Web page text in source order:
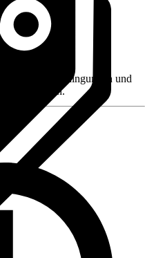
Rückgabebedingungen und